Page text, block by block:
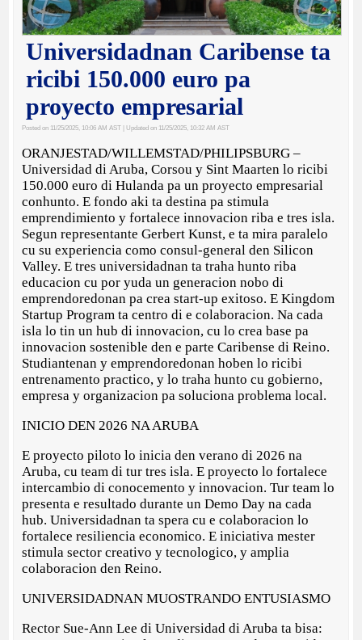
Universidadnan Caribense ta
ricibi 150.000 euro pa
proyecto empresarial
Posted on 11/25/2025, 10:06 AM AST | Updated on 11/25/2025, 10:32 AM AST
ORANJESTAD/WILLEMSTAD/PHILIPSBURG –
Universidad di Aruba, Corsou y Sint Maarten lo ricibi
150.000 euro di Hulanda pa un proyecto empresarial
conhunto. E fondo aki ta destina pa stimula
emprendimiento y fortalece innovacion riba e tres isla.
Segun representante Gerbert Kunst, e ta mira paralelo
cu su experiencia como consul-general den Silicon
Valley. E tres universidadnan ta traha hunto riba
educacion cu por yuda un generacion nobo di
emprendoredonan pa crea start-up exitoso. E Kingdom
Startup Program ta centro di e colaboracion. Na cada
isla lo tin un hub di innovacion, cu lo crea base pa
innovacion sostenible den e parte Caribense di Reino.
Studiantenan y emprendoredonan hoben lo ricibi
entrenamento practico, y lo traha hunto cu gobierno,
empresa y organizacion pa soluciona problema local.
INICIO DEN 2026 NA ARUBA
E proyecto piloto lo inicia den verano di 2026 na
Aruba, cu team di tur tres isla. E proyecto lo fortalece
intercambio di conocemento y innovacion. Tur team lo
presenta e resultado durante un Demo Day na cada
hub. Universidadnan ta spera cu e colaboracion lo
fortalece resiliencia economico. E iniciativa mester
stimula sector creativo y tecnologico, y amplia
colaboracion den Reino.
UNIVERSIDADNAN MUOSTRANDO ENTUSIASMO
Rector Sue-Ann Lee di Universidad di Aruba ta bisa: